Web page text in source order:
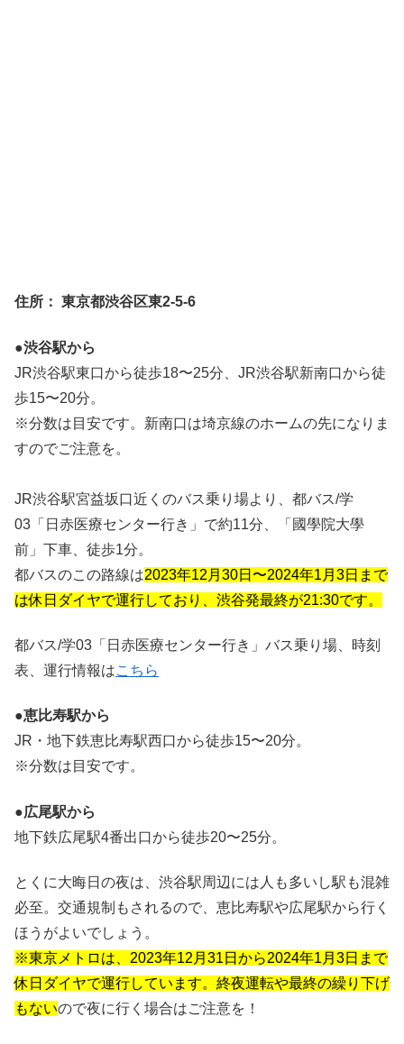
住所： 東京都渋谷区東2-5-6
●渋谷駅から
JR渋谷駅東口から徒歩18〜25分、JR渋谷駅新南口から徒
歩15〜20分。
※分数は目安です。新南口は埼京線のホームの先になりま
すのでご注意を。
JR渋谷駅宮益坂口近くのバス乗り場より、都バス/学
03「日赤医療センター行き」で約11分、「國學院大學
前」下車、徒歩1分。
都バスのこの路線は2023年12月30日〜2024年1月3日まで
は休日ダイヤで運行しており、渋谷発最終が21:30です。
都バス/学03「日赤医療センター行き」バス乗り場、時刻
表、運行情報はこちら
●恵比寿駅から
JR・地下鉄恵比寿駅西口から徒歩15〜20分。
※分数は目安です。
●広尾駅から
地下鉄広尾駅4番出口から徒歩20〜25分。
とくに大晦日の夜は、渋谷駅周辺には人も多いし駅も混雑
必至。交通規制もされるので、恵比寿駅や広尾駅から行く
ほうがよいでしょう。
※東京メトロは、2023年12月31日から2024年1月3日まで
休日ダイヤで運行しています。終夜運転や最終の繰り下げ
もないので夜に行く場合はご注意を！